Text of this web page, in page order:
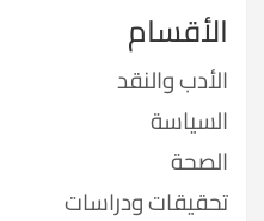
الأقسام
الأدب والنقد
السياسة
الصحة
تحقيقات ودراسات